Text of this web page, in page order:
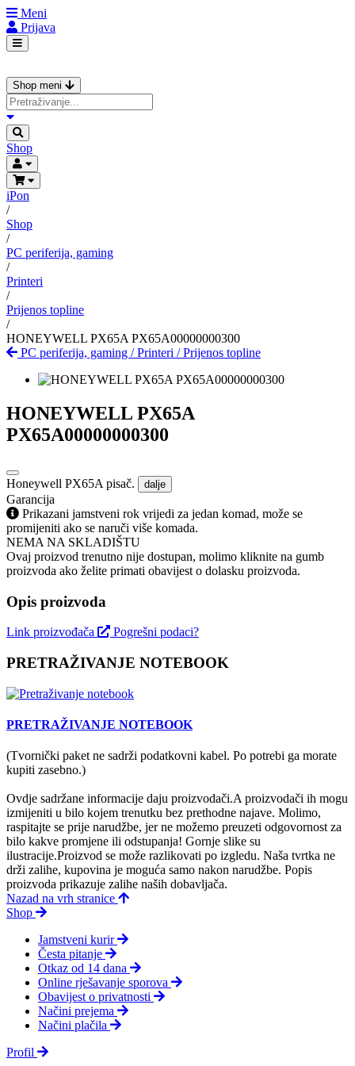
Meni
Prijava
Shop meni
Shop
iPon
/
Shop
/
PC periferija, gaming
/
Printeri
/
Prijenos topline
/
HONEYWELL PX65A PX65A00000000300
PC periferija, gaming /Printeri /Prijenos topline
HONEYWELL PX65A
PX65A00000000300
Honeywell PX65A pisač. dalje
Garancija
Prikazani jamstveni rok vrijedi za jedan komad, može se
promijeniti ako se naruči više komada.
NEMA NA SKLADIŠTU
Ovaj proizvod trenutno nije dostupan, molimo kliknite na gumb
proizvoda ako želite primati obavijest o dolasku proizvoda.
Opis proizvoda
Link proizvođača Pogrešni podaci?
PRETRAŽIVANJE NOTEBOOK
PRETRAŽIVANJE NOTEBOOK
(Tvornički paket ne sadrži podatkovni kabel. Po potrebi ga morate
kupiti zasebno.)
Ovdje sadržane informacije daju proizvodači.A proizvodači ih mogu
izmijeniti u bilo kojem trenutku bez prethodne najave. Molimo,
raspitajte se prije narudžbe, jer ne možemo preuzeti odgovornost za
bilo kakve promjene ili odstupanja! Gornje slike su
ilustracije.Proizvod se može razlikovati po izgledu. Naša tvrtka ne
drži zalihe, kupovina je moguća samo nakon narudžbe. Popis
proizvoda prikazuje zalihe naših dobavljača.
Nazad na vrh stranice
Shop
Jamstveni kurir
Česta pitanje
Otkaz od 14 dana
Online rješavanje sporova
Obavijest o privatnosti
Načini prejema
Načini plačila
Profil